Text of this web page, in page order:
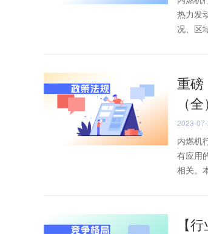
热力发
况、区
重磅
（
2023-
内燃机
有应用
相关。
【